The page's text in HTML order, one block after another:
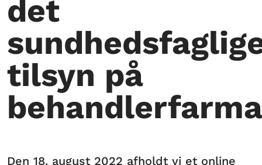
det
tilsyn på
Den 18. august 2022 afholdt vi et online